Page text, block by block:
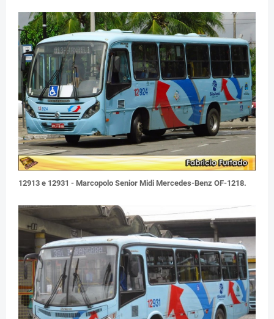
12913 e 12931 - Marcopolo Senior Midi Mercedes-Benz OF-1218.